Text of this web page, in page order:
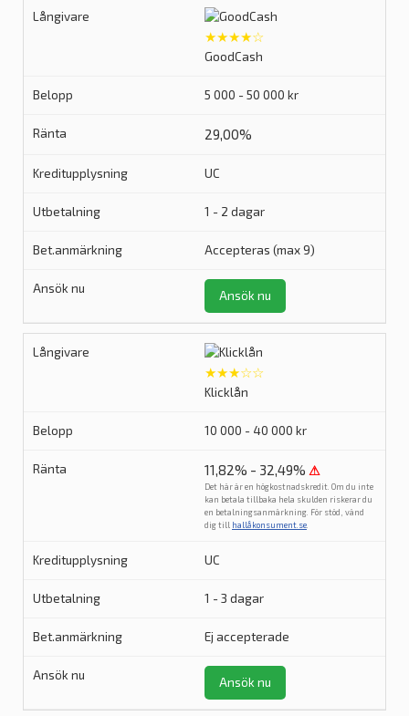
★★★★☆
GoodCash
5 000 - 50 000 kr
29,00%
UC
1 - 2 dagar
Accepteras (max 9)
Ansök nu
★★★☆☆
Klicklån
10 000 - 40 000 kr
11,82% - 32,49% ⚠
Det här är en högkostnadskredit. Om du inte
kan betala tillbaka hela skulden riskerar du
en betalningsanmärkning. För stöd, vänd
dig till hallåkonsument.se
UC
1 - 3 dagar
Ej accepterade
Ansök nu